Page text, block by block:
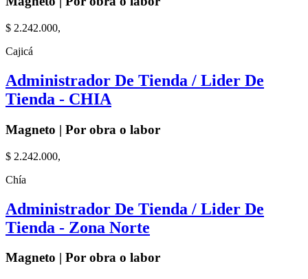
$ 2.242.000,
Cajicá
Administrador De Tienda / Lider De
Tienda - CHIA
Magneto | Por obra o labor
$ 2.242.000,
Chía
Administrador De Tienda / Lider De
Tienda - Zona Norte
Magneto | Por obra o labor